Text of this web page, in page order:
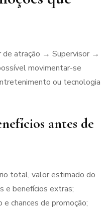
de atração → Supervisor →
movimentar-se
ou tecnologia
antes de
total, valor estimado do
e benefícios extras;
chances de promoção;